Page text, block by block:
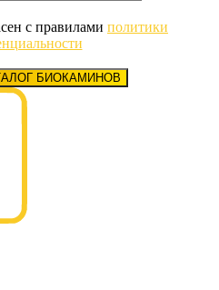
с правилами политики
БИОКАМИНОВ